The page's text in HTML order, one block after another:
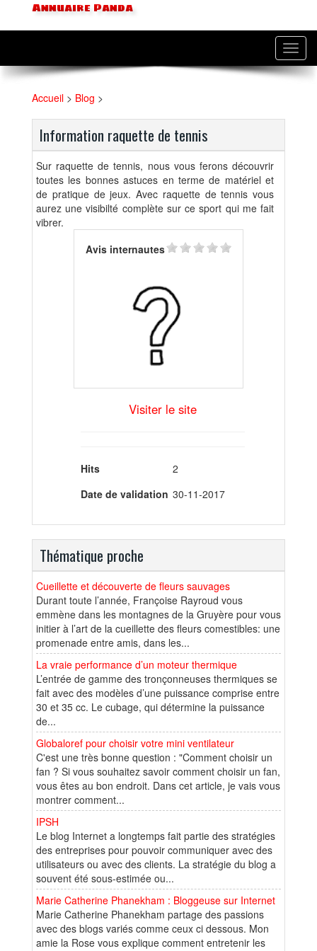
Annuaire Panda
Accueil > Blog >
Information raquette de tennis
Sur raquette de tennis, nous vous ferons découvrir
toutes les bonnes astuces en terme de matériel et
de pratique de jeux. Avec raquette de tennis vous
aurez une visibilté complète sur ce sport qui me fait
vibrer.
Avis internautes
Visiter le site
Hits
2
Date de validation 30-11-2017
Thématique proche
Cueillette et découverte de fleurs sauvages
Durant toute l’année, Françoise Rayroud vous
emmène dans les montagnes de la Gruyère pour vous
initier à l’art de la cueillette des fleurs comestibles: une
promenade entre amis, dans les...
La vraie performance d’un moteur thermique
L’entrée de gamme des tronçonneuses thermiques se
fait avec des modèles d’une puissance comprise entre
30 et 35 cc. Le cubage, qui détermine la puissance
de...
Globaloref pour choisir votre mini ventilateur
C'est une très bonne question : "Comment choisir un
fan ? Si vous souhaitez savoir comment choisir un fan,
vous êtes au bon endroit. Dans cet article, je vais vous
montrer comment...
IPSH
Le blog Internet a longtemps fait partie des stratégies
des entreprises pour pouvoir communiquer avec des
utilisateurs ou avec des clients. La stratégie du blog a
souvent été sous-estimée ou...
Marie Catherine Phanekham : Bloggeuse sur Internet
Marie Catherine Phanekham partage des passions
avec des blogs variés comme ceux ci dessous. Mon
amie la Rose vous explique comment entretenir les